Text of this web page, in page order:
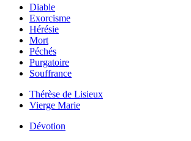
Diable
Exorcisme
Hérésie
Mort
Péchés
Purgatoire
Souffrance
Thérèse de Lisieux
Vierge Marie
Dévotion